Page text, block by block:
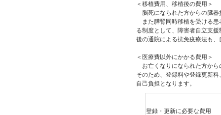
＜移植費用、移植後の費用＞
脳死になられた方からの臓器
また膵腎同時移植を受ける患
る制度として、障害者自立支
後の通院による抗免疫療法も
＜医療費以外にかかる費用＞
お亡くなりになられた方から
そのため、登録料や登録更新
自己負担となります。
登録・更新に必要な費用